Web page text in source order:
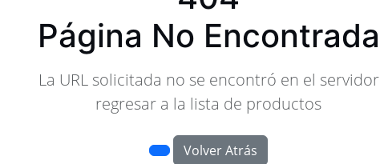
Página No Encontrada
La URL solicitada no se encontró en el servidor
regresar a la lista de productos
Volver Atrás